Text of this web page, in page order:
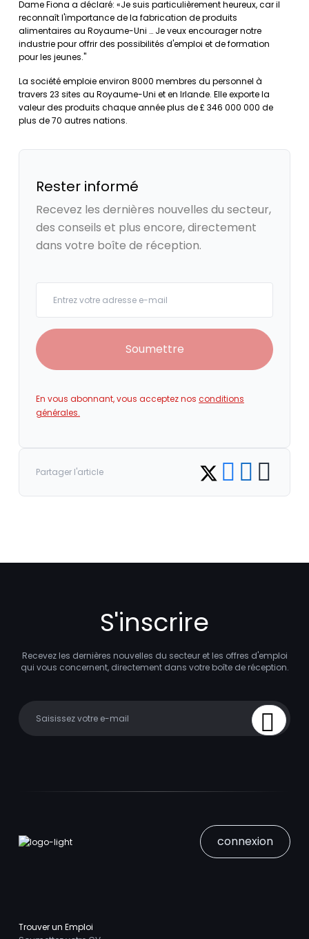
Dame Fiona a déclaré: «Je suis particulièrement heureux, car il
reconnaît l'importance de la fabrication de produits
alimentaires au Royaume-Uni … Je veux encourager notre
industrie pour offrir des possibilités d'emploi et de formation
pour les jeunes."
La société emploie environ 8000 membres du personnel à
travers 23 sites au Royaume-Uni et en Irlande. Elle exporte la
valeur des produits chaque année plus de £ 346 000 000 de
plus de 70 autres nations.
Rester informé
Recevez les dernières nouvelles du secteur,
des conseils et plus encore, directement
dans votre boîte de réception.
Soumettre
En vous abonnant, vous acceptez nos conditions
générales.
Partager l'article Share on Twitter
Share on Facebook
Share on
Copy link
S'inscrire
Recevez les dernières nouvelles du secteur et les offres d'emploi
qui vous concernent, directement dans votre boîte de réception.
Sign Up
connexion
Trouver un Emploi